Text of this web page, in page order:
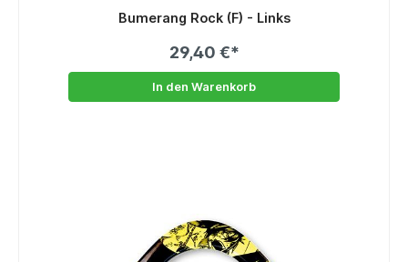
Bumerang Rock (F) - Links
29,40 €*
In den Warenkorb